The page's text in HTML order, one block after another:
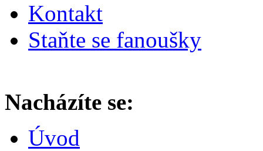
Kontakt
Staňte se fanoušky
Nacházíte se:
Úvod